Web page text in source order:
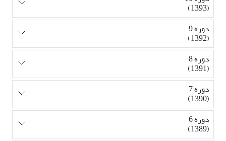
(1393)
دوره 9
(1392)
دوره 8
(1391)
دوره 7
(1390)
دوره 6
(1389)